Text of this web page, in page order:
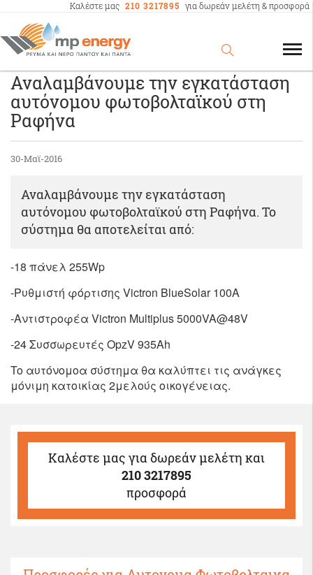
Καλέστε μας 210 3217895 για δωρεάν μελέτη & προσφορά
Αναλαμβάνουμε την εγκατάσταση
αυτόνομου φωτοβολταϊκού στη
Ραφήνα
30-Μαϊ-2016
Αναλαμβάνουμε την εγκατάσταση
αυτόνομου φωτοβολταϊκού στη Ραφήνα. Το
σύστημα θα αποτελείται από:
-18 πάνελ 255Wp
-Ρυθμιστή φόρτισης Victron BlueSolar 100A
-Αντιστροφέα Victron Multiplus 5000VA@48V
-24 Συσσωρευτές OpzV 935Ah
To αυτόνομοα σύστημα θα καλύπτει τις ανάγκες
μόνιμη κατοικίας 2μελούς οικογένειας.
Καλέστε μας
210 3217895
για δωρεάν μελέτη και
προσφορά